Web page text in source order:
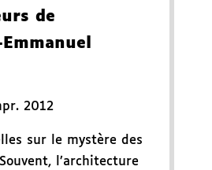
de
2012
sur le mystère des
l’architecture